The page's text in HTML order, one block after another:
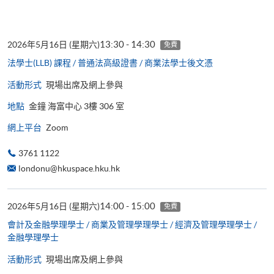
2026年5月16日 (星期六)13:30 - 14:30 免費
法學士(LLB) 課程 / 普通法高級證書 / 商業法學士後文憑
活動形式 現場出席及網上參與
地點 金鐘 海富中心 3樓 306 室
網上平台 Zoom
3761 1122
londonu@hkuspace.hku.hk
2026年5月16日 (星期六)14:00 - 15:00 免費
會計及金融學理學士 / 商業及管理學理學士 / 經濟及管理學理學士 /
金融學理學士
活動形式 現場出席及網上參與